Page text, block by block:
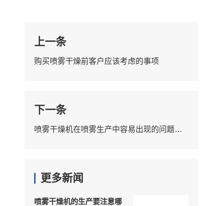
上一条
购买喷雾干燥前客户应该考虑的事项
下一条
喷雾干燥机在喷雾生产中容易出现的问题有哪些？
更多新闻
喷雾干燥机的生产要注意哪